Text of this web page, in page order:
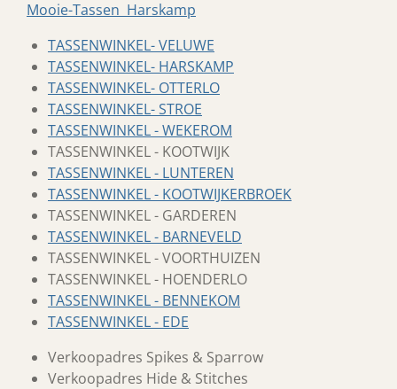
Mooie-Tassen Harskamp
TASSENWINKEL- VELUWE
TASSENWINKEL- HARSKAMP
TASSENWINKEL- OTTERLO
TASSENWINKEL- STROE
TASSENWINKEL - WEKEROM
TASSENWINKEL - KOOTWIJK
TASSENWINKEL - LUNTEREN
TASSENWINKEL - KOOTWIJKERBROEK
TASSENWINKEL - GARDEREN
TASSENWINKEL - BARNEVELD
TASSENWINKEL - VOORTHUIZEN
TASSENWINKEL - HOENDERLO
TASSENWINKEL - BENNEKOM
TASSENWINKEL - EDE
Verkoopadres Spikes & Sparrow
Verkoopadres Hide & Stitches